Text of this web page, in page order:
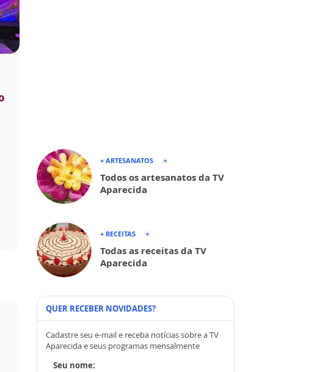
+ ARTESANATOS
Todos os artesanatos da TV
Aparecida
+ RECEITAS
Todas as receitas da TV
Aparecida
QUER RECEBER NOVIDADES?
Cadastre seu e-mail e receba notícias sobre a TV
Aparecida e seus programas mensalmente
Seu nome: